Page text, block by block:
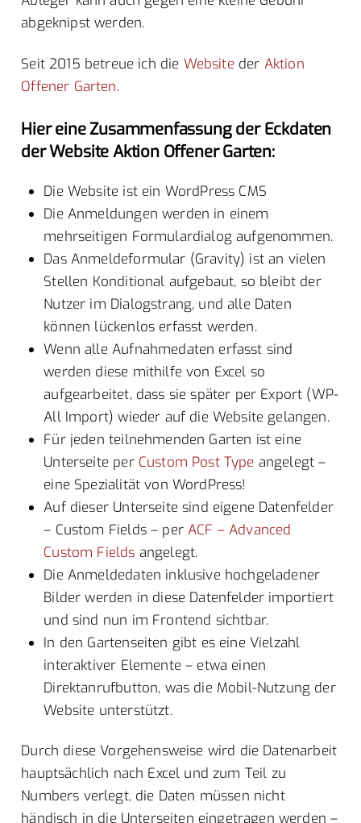
abgeknipst werden.
Seit 2015 betreue ich die Websiteder Aktion
Offener Garten.
Hier eine Zusammenfassung der Eckdaten
der Website Aktion Offener Garten:
Die Website ist ein WordPress CMS
Die Anmeldungen werden in einem
mehrseitigen Formulardialog aufgenommen.
Das Anmeldeformular (Gravity) ist an vielen
Stellen Konditional aufgebaut, so bleibt der
Nutzer im Dialogstrang, und alle Daten
können lückenlos erfasst werden.
Wenn alle Aufnahmedaten erfasst sind
werden diese mithilfe von Excel so
aufgearbeitet, dass sie später per Export (WP-
All Import) wieder auf die Website gelangen.
Für jeden teilnehmenden Garten ist eine
Unterseite per Custom Post Type angelegt –
eine Spezialität von WordPress!
Auf dieser Unterseite sind eigene Datenfelder
– Custom Fields – perACF – Advanced
Custom Fields angelegt.
Die Anmeldedaten inklusive hochgeladener
Bilder werden in diese Datenfelder importiert
und sind nun im Frontend sichtbar.
In den Gartenseiten gibt es eine Vielzahl
interaktiver Elemente – etwa einen
Direktanrufbutton, was die Mobil-Nutzung der
Website unterstützt.
Durch diese Vorgehensweise wird die Datenarbeit
hauptsächlich nach Excel und zum Teil zu
Numbers verlegt, die Daten müssen nicht
händisch in die Unterseiten eingetragen werden –